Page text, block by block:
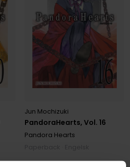
PandoraHearts, Vol. 16
Jun Mochizuki
Pandora Hearts